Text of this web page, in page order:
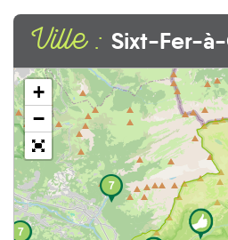
Ville : Sixt-Fer-
7
7
2
+
−